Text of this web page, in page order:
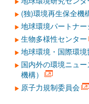
(独)環境再生保全機
地球環境パートナ
生物多様性センター
地球環境・国際環境
国内外の環境ニュ
機構）
原子力規制委員会